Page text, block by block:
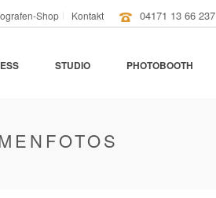
Shop Kontakt 04171 13 66 237
STUDIO PHOTOBOOTH